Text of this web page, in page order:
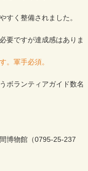
すく整備されました。
要ですが達成感はありま
。軍手必須。
ボランティアガイド数名
博物館（0795-25-237